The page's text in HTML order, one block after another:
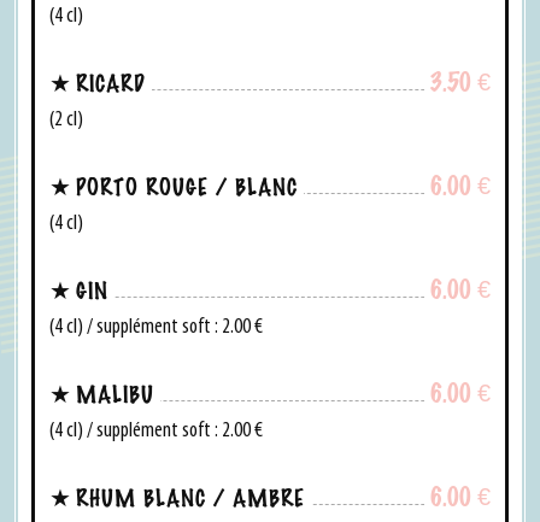
(4 cl)
3.50 €
RICARD
(2 cl)
6.00 €
PORTO ROUGE / BLANC
(4 cl)
6.00 €
GIN
(4 cl) / supplément soft : 2.00 €
6.00 €
MALIBU
(4 cl) / supplément soft : 2.00 €
6.00 €
RHUM BLANC / AMBRE